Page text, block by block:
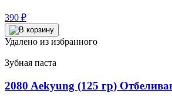
390 ₽
Удалено из избранного
Зубная паста
2080 Aekyung (125 гр)